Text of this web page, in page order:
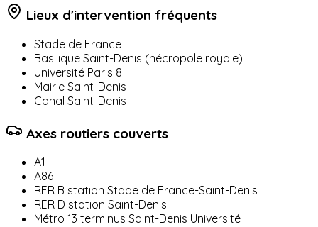
Lieux d'intervention fréquents
Stade de France
Basilique Saint-Denis (nécropole royale)
Université Paris 8
Mairie Saint-Denis
Canal Saint-Denis
Axes routiers couverts
A1
A86
RER B station Stade de France-Saint-Denis
RER D station Saint-Denis
Métro 13 terminus Saint-Denis Université